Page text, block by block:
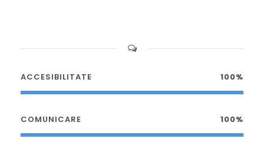
ACCESIBILITATE 100%
COMUNICARE 100%